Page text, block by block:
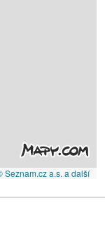
Seznam.cz a.s. a další